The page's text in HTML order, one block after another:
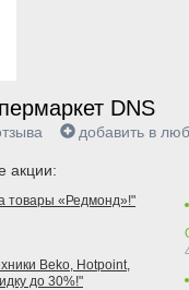
DNS
добавить в
акции:
товары «Редмонд»!"
Beko, Hotpoint,
до 30%!"